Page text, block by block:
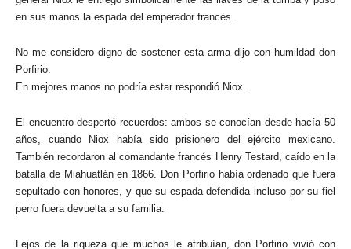
en sus manos la espada del emperador francés.
No me considero digno de sostener esta arma dijo con humildad don
Porfirio.
En mejores manos no podría estar respondió Niox.
El encuentro despertó recuerdos: ambos se conocían desde hacía 50
años, cuando Niox había sido prisionero del ejército mexicano.
También recordaron al comandante francés Henry Testard, caído en la
batalla de Miahuatlán en 1866. Don Porfirio había ordenado que fuera
sepultado con honores, y que su espada defendida incluso por su fiel
perro fuera devuelta a su familia.
Lejos de la riqueza que muchos le atribuían, don Porfirio vivió con